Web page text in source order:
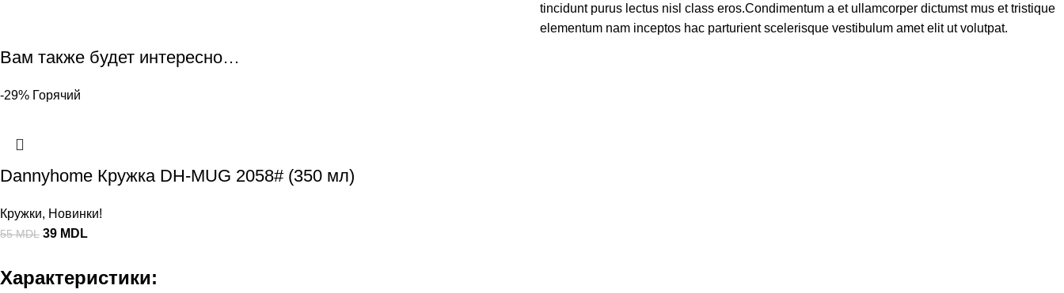
tincidunt purus lectus nisl class eros.Condimentum a et ullamcorper dictumst mus et tristique
elementum nam inceptos hac parturient scelerisque vestibulum amet elit ut volutpat.
Вам также будет интересно…
-29% Горячий
Dannyhome Кружка DH-MUG 2058# (350 мл)
Кружки, Новинки!
55MDL 39 MDL
Характеристики: